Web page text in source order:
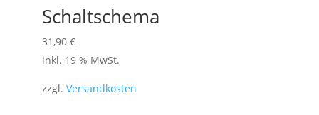
Schaltschema
31,90 €
inkl. 19 % MwSt.
zzgl. Versandkosten